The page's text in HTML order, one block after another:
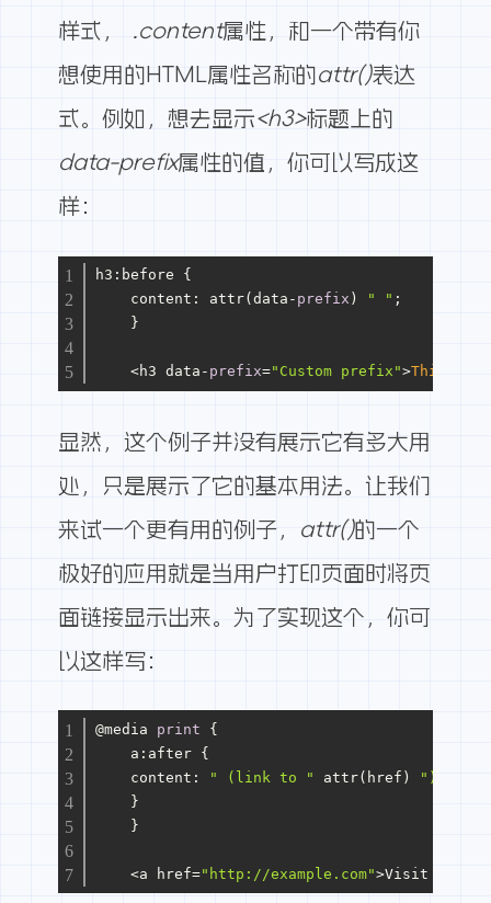
样式，
.content属性，和一个带有你
想使用的HTML属性名称的 attr()表达
式。例如，想去显示<h3>标题上的
data-prefix属性的值，你可以写成这
样：
h3:before {
    content: attr(data
- prefix ) " " ;
    }
<h3 data - prefix="Custom prefix">This
显然，这个例子并没有展示它有多大用
处，只是展示了它的基本用法。让我们
来试一个更有用的例子，
attr()的一个
极好的应用就是当用户打印页面时将页
面链接显示出来。为了实现这个，你可
以这样写：
@media print {
    a:after {
    content:
" (link to " attr(href) ") "
    }
    }
    <a href=
"http://example.com">Visit